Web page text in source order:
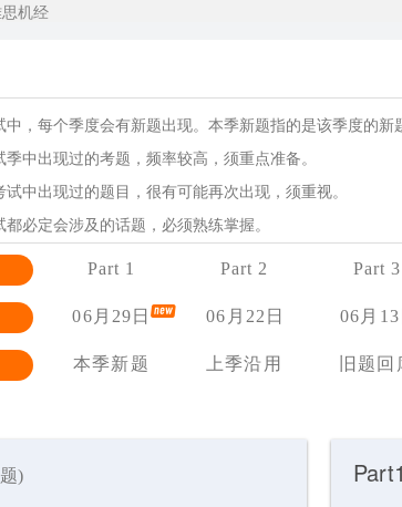
机经
，每个季度会有新题出现。本季新题指的是该季度的新
中出现过的考题，频率较高，须重点准备。
中出现过的题目，很有可能再次出现，须重视。
必定会涉及的话题，必须熟练掌握。
Part 1 Part 2 Part 3
06月29日 06月22日 06月13
本季新题 上季沿用 旧题回
) Part1